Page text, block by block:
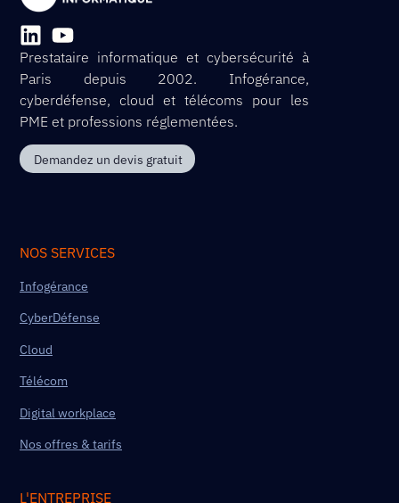
Prestataire informatique et cybersécurité à
Paris depuis 2002. Infogérance,
cyberdéfense, cloud et télécoms pour les
PME et professions réglementées.
Demandez un devis gratuit
NOS SERVICES
Infogérance
CyberDéfense
Cloud
Télécom
Digital workplace
Nos offres & tarifs
L'ENTREPRISE